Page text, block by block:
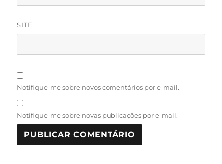
SITE
Notifique-me sobre novos comentários por e-mail.
Notifique-me sobre novas publicações por e-mail.